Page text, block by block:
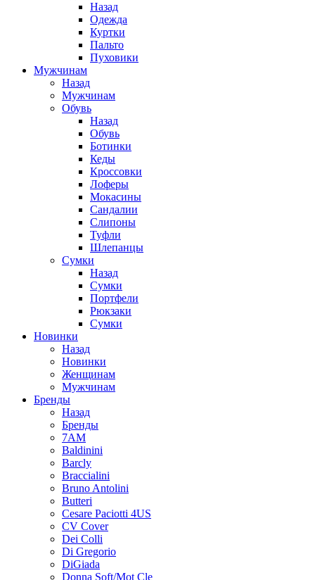
Назад
Одежда
Куртки
Пальто
Пуховики
Мужчинам
Назад
Мужчинам
Обувь
Назад
Обувь
Ботинки
Кеды
Кроссовки
Лоферы
Мокасины
Сандалии
Слипоны
Туфли
Шлепанцы
Сумки
Назад
Сумки
Портфели
Рюкзаки
Сумки
Новинки
Назад
Новинки
Женщинам
Мужчинам
Бренды
Назад
Бренды
7AM
Baldinini
Barcly
Braccialini
Bruno Antolini
Butteri
Cesare Paciotti 4US
CV Cover
Dei Colli
Di Gregorio
DiGiada
Donna Soft/Mot Cle